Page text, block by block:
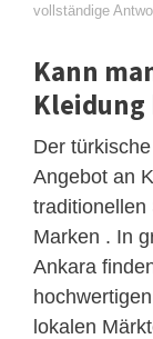
vollständige
Kann
Kleidung
Der
Angebot an
traditionellen
Marken . In
Ankara
lokalen